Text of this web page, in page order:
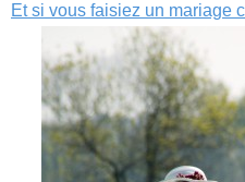
Et si vous faisiez un mariage